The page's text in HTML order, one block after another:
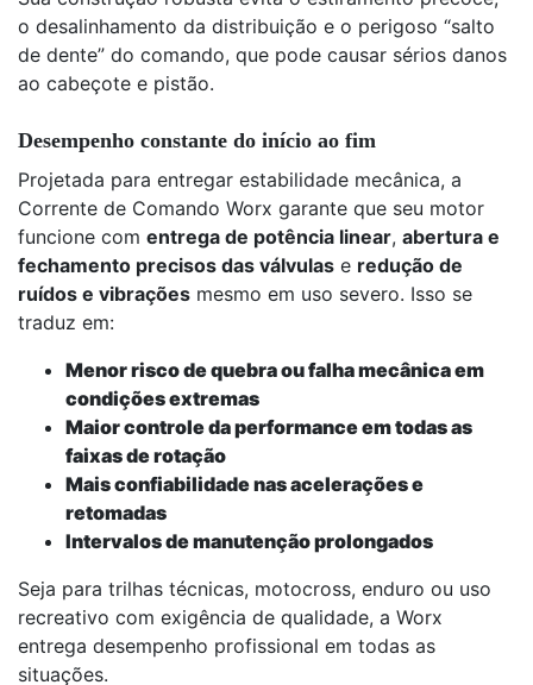
o desalinhamento da distribuição e o perigoso “salto
de dente” do comando, que pode causar sérios danos
ao cabeçote e pistão.
Desempenho constante do início ao fim
Projetada para entregar estabilidade mecânica, a
Corrente de Comando Worx garante que seu motor
funcione com entrega de potência linear, abertura e
fechamento precisos das válvulas e redução de
ruídos e vibrações mesmo em uso severo. Isso se
traduz em:
Menor risco de quebra ou falha mecânica em
condições extremas
Maior controle da performance em todas as
faixas de rotação
Mais confiabilidade nas acelerações e
retomadas
Intervalos de manutenção prolongados
Seja para trilhas técnicas, motocross, enduro ou uso
recreativo com exigência de qualidade, a Worx
entrega desempenho profissional em todas as
situações.